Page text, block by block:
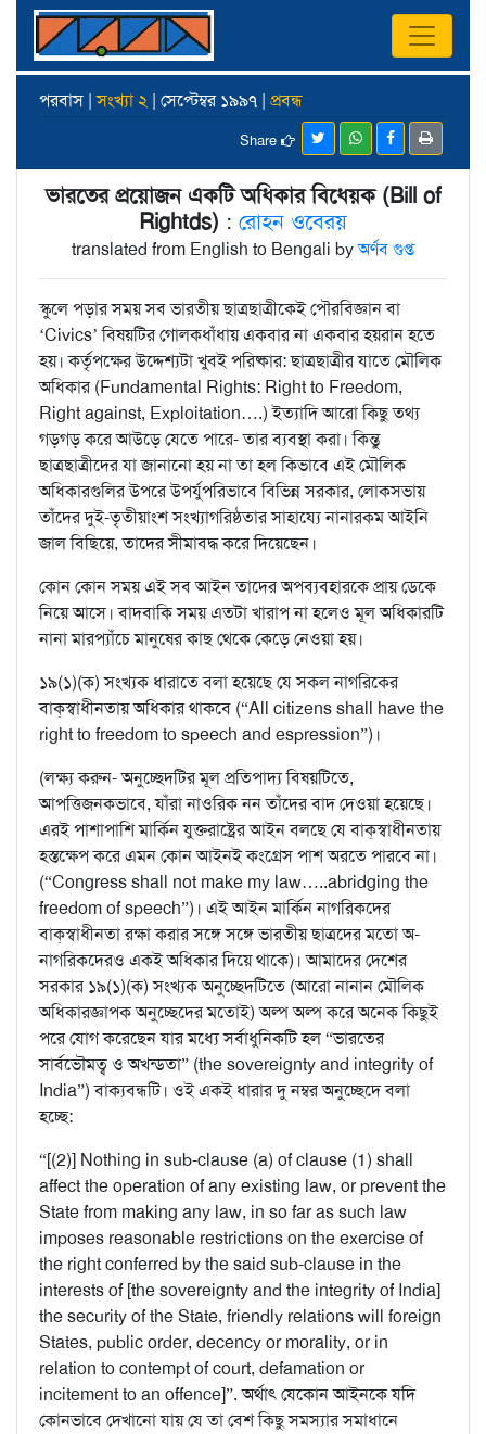
পরবাস |সংখ্যা ২ | সেপ্টেম্বর ১৯৯৭ | প্রবন্ধ
Share
ভারতের প্রয়োজন একটি অধিকার বিধেয়ক (Bill of
Rightds) : রোহন ওবেরয়
translated from English to Bengali byঅর্ণব গুপ্ত
স্কুলে পড়ার সময় সব ভারতীয় ছাত্রছাত্রীকেই পৌরবিজ্ঞান বা
‘Civics’ বিষয়টির গোলকধাঁধায় একবার না একবার হয়রান হতে
হয়। কর্তৃপক্ষের উদ্দেশ্যটা খুবই পরিষ্কার: ছাত্রছাত্রীর যাতে মৌলিক
অধিকার (Fundamental Rights: Right to Freedom,
Right against, Exploitation….) ইত্যাদি আরো কিছু তথ্য
গড়গড় করে আউড়ে যেতে পারে- তার ব্যবস্থা করা। কিন্তু
ছাত্রছাত্রীদের যা জানানো হয় না তা হল কিভাবে এই মৌলিক
অধিকারগুলির উপরে উপর্যুপরিভাবে বিভিন্ন সরকার, লোকসভায়
তাঁদের দুই-তৃতীয়াংশ সংখ্যাগরিষ্ঠতার সাহায্যে নানারকম আইনি
জাল বিছিয়ে, তাদের সীমাবদ্ধ করে দিয়েছেন।
কোন কোন সময় এই সব আইন তাদের অপব্যবহারকে প্রায় ডেকে
নিয়ে আসে। বাদবাকি সময় এতটা খারাপ না হলেও মূল অধিকারটি
নানা মারপ্যাঁচে মানুষের কাছ থেকে কেড়ে নেওয়া হয়।
১৯(১)(ক) সংখ্যক ধারাতে বলা হয়েছে যে সকল নাগরিকের
বাক্‌স্বাধীনতায় অধিকার থাকবে (“All citizens shall have the
right to freedom to speech and espression”)।
(লক্ষ্য করুন- অনুচ্ছেদটির মূল প্রতিপাদ্য বিষয়টিতে,
আপত্তিজনকভাবে, যাঁরা নাওরিক নন তাঁদের বাদ দেওয়া হয়েছে।
এরই পাশাপাশি মার্কিন যুক্তরাষ্ট্রের আইন বলছে যে বাক্‌স্বাধীনতায়
হস্তক্ষেপ করে এমন কোন আইনই কংগ্রেস পাশ অরতে পারবে না।
(“Congress shall not make my law…..abridging the
freedom of speech”)। এই আইন মার্কিন নাগরিকদের
বাক্‌স্বাধীনতা রক্ষা করার সঙ্গে সঙ্গে ভারতীয় ছাত্রদের মতো অ-
নাগরিকদেরও একই অধিকার দিয়ে থাকে)। আমাদের দেশের
সরকার ১৯(১)(ক) সংখ্যক অনুচ্ছেদটিতে (আরো নানান মৌলিক
অধিকারজ্ঞাপক অনুচ্ছেদের মতোই) অল্প অল্প করে অনেক কিছুই
পরে যোগ করেছেন যার মধ্যে সর্বাধুনিকটি হল “ভারতের
সার্বভৌমত্ব ও অখন্ডতা” (the sovereignty and integrity of
India”) বাক্যবন্ধটি। ওই একই ধারার দু নম্বর অনুচ্ছেদে বলা
হচ্ছে:
“[(2)] Nothing in sub-clause (a) of clause (1) shall
affect the operation of any existing law, or prevent the
State from making any law, in so far as such law
imposes reasonable restrictions on the exercise of
the right conferred by the said sub-clause in the
interests of [the sovereignty and the integrity of India]
the security of the State, friendly relations will foreign
States, public order, decency or morality, or in
relation to contempt of court, defamation or
incitement to an offence]”. অর্থাৎ যেকোন আইনকে যদি
কোনভাবে দেখানো যায় যে তা বেশ কিছু সমস্যার সমাধানে